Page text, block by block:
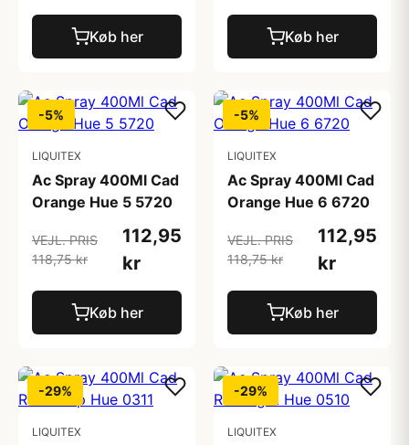
Køb her Køb her
-5%
LIQUITEX
Ac Spray 400Ml Cad
Orange Hue 5 5720
VEJL. PRIS
118,75 kr
112,95
kr
Køb her
-5%
LIQUITEX
Ac Spray 400Ml Cad
Orange Hue 6 6720
VEJL. PRIS
118,75 kr
112,95
kr
Køb her
-29%
LIQUITEX
-29%
LIQUITEX